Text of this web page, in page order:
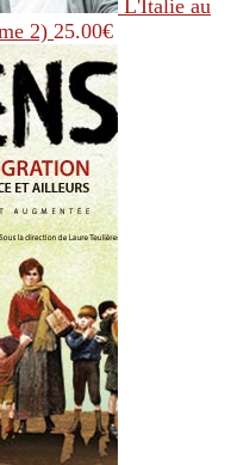
L'Italie au
2) 25.00€